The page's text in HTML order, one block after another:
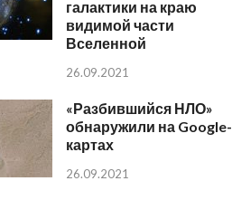
галактики на краю
видимой части
Вселенной
26.09.2021
«Разбившийся НЛО»
обнаружили на Google-
картах
26.09.2021